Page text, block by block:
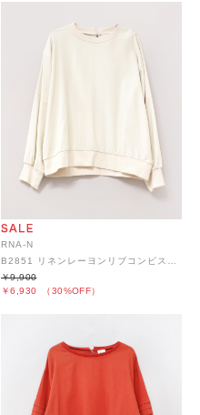
RNA-N
￥6,930 （30%OFF）
￥9,900